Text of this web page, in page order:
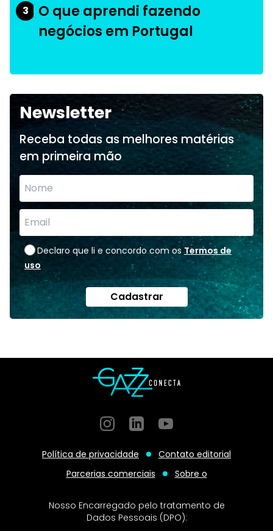
3
O que aprendi fazendo
negócios em Portugal
Newsletter
Receba todas as melhores matérias
em primeira mão
Declaro que li e concordo com os Termos de
uso
Cadastrar
InstagramGitHubGitHub
Política de privacidade
Contato editorial
Parcerias comerciais
Sobre o
Nosso Encarregado pelo tratamento de
Dados Pessoais (DPO):